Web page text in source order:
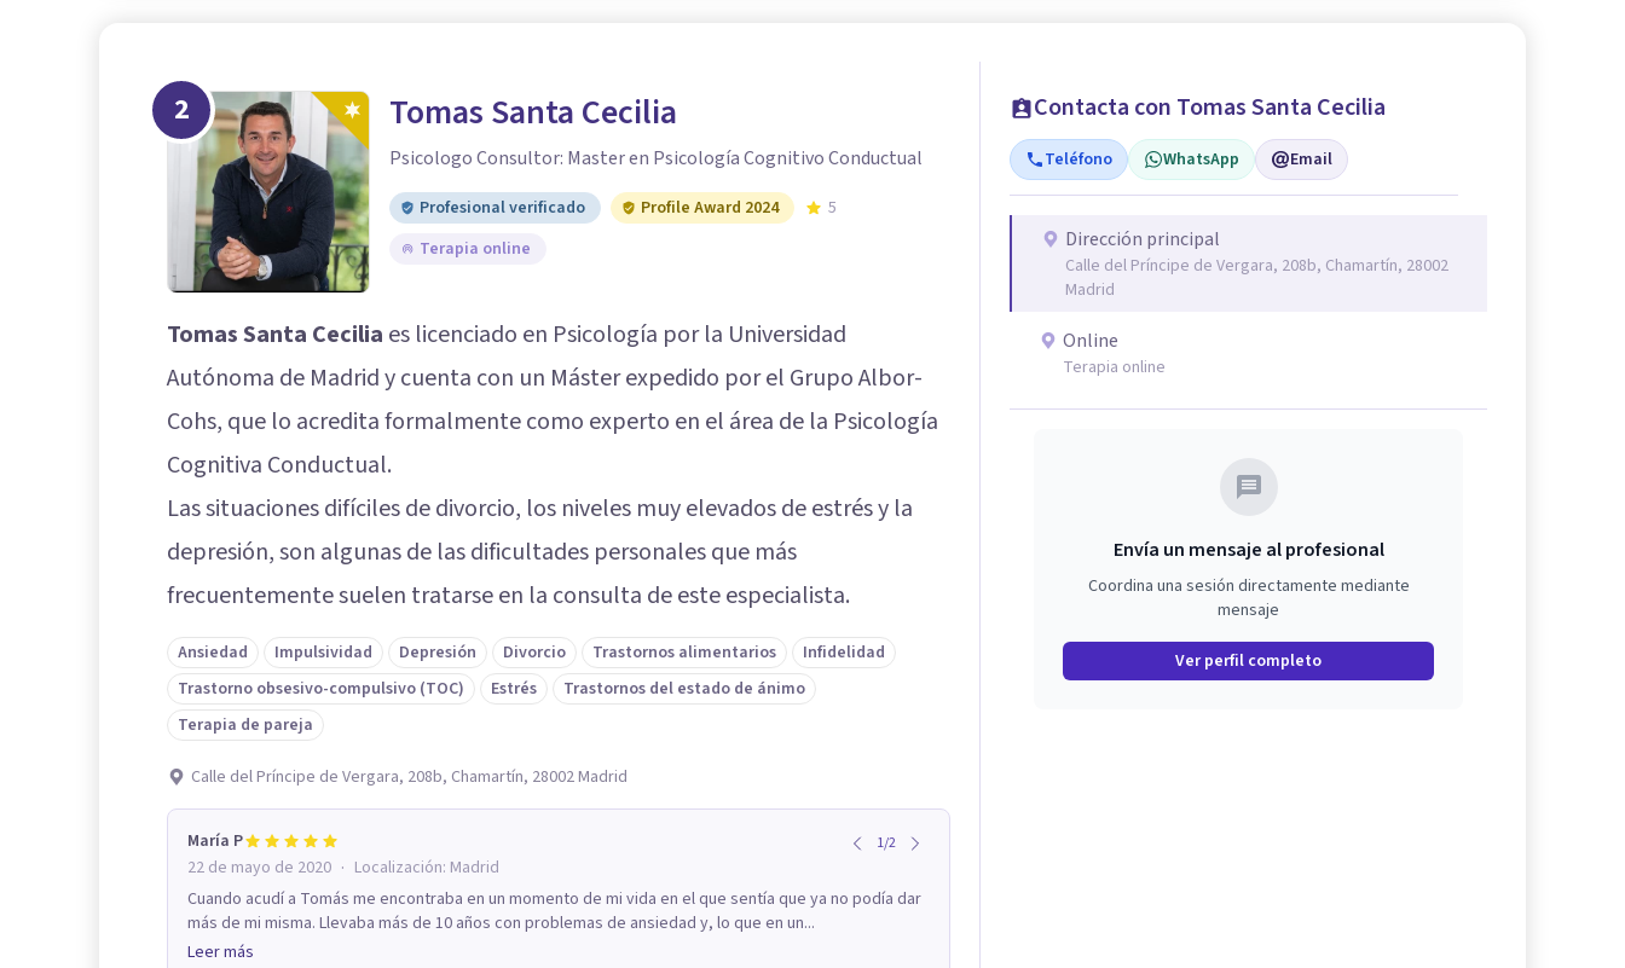
2 Tomas Santa Cecilia
Psicologo Consultor: Master en Psicología Cognitivo Conductual
Profesional verificado Profile Award 2024
5
Terapia online
Tomas Santa Cecilia es licenciado en Psicología por la Universidad
Autónoma de Madrid y cuenta con un Máster expedido por el Grupo Albor-
Cohs, que lo acredita formalmente como experto en el área de la Psicología
Cognitiva Conductual.
Las situaciones difíciles de divorcio, los niveles muy elevados de estrés y la
depresión, son algunas de las dificultades personales que más
frecuentemente suelen tratarse en la consulta de este especialista.
Ansiedad Impulsividad Depresión Divorcio Trastornos alimentarios
Infidelidad
Trastorno obsesivo-compulsivo (TOC)
Estrés
Trastornos del estado de ánimo
Terapia de pareja
Calle del Príncipe de Vergara, 208b, Chamartín, 28002 Madrid
María P 1/2
22 de mayo de 2020 · Localización: Madrid
Cuando acudí a Tomás me encontraba en un momento de mi vida en el que sentía que ya no podía dar
más de mi misma. Llevaba más de 10 años con problemas de ansiedad y, lo que en un...
Leer más
Contacta con Tomas Santa Cecilia
Teléfono WhatsApp Email
Dirección principal
Calle del Príncipe de Vergara, 208b, Chamartín, 28002
Madrid
Online
Terapia online
Envía un mensaje al profesional
Coordina una sesión directamente mediante
mensaje
Ver perfil completo